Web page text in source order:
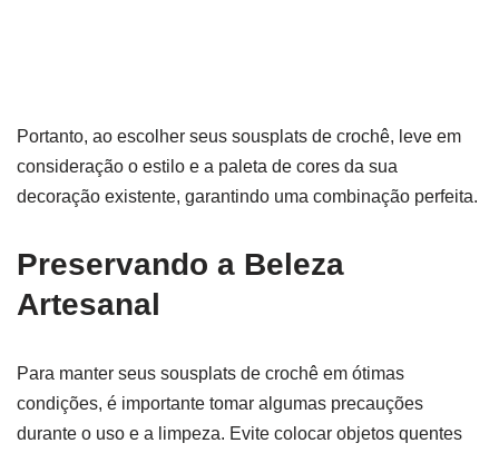
Portanto, ao escolher seus sousplats de crochê, leve em
consideração o estilo e a paleta de cores da sua
decoração existente, garantindo uma combinação perfeita.
Preservando a Beleza
Artesanal
Para manter seus sousplats de crochê em ótimas
condições, é importante tomar algumas precauções
durante o uso e a limpeza. Evite colocar objetos quentes